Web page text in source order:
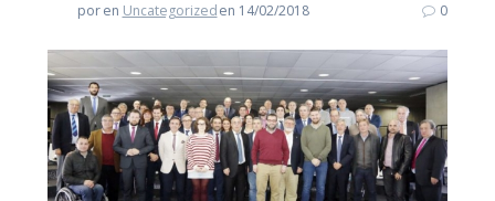
poren Uncategorizeden 14/02/2018 0